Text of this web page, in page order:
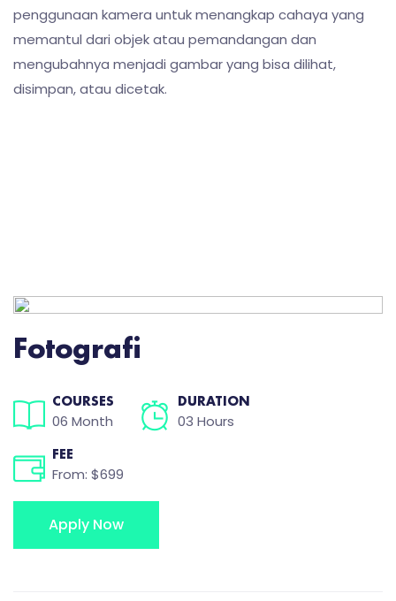
penggunaan kamera untuk menangkap cahaya yang
memantul dari objek atau pemandangan dan
mengubahnya menjadi gambar yang bisa dilihat,
disimpan, atau dicetak.
Fotografi
COURSES
06 Month
DURATION
03 Hours
FEE
From: $699
Apply Now